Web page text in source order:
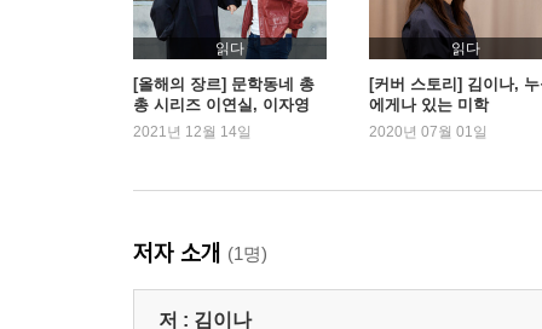
거장의 삶은 노래가 된다?조용필, 이선희, 임재범
진심을 담아서
오랫동안 팬으로 남고 싶은 내 가수가 있습니까
천하무적 그녀들
지옥에 갇힌 소년에게 보내는 ‘가수 윤상’의 노래
하나의 이별, 여러 종류의 후폭풍
읽다
[올해의 장르] 문학동네 총
총 시리즈 이연실, 이자영
편집자
2021년 12월 14일
읽다
[커버 스토리] 김이나,
에게나 있는 미학
2020년 07월 01일
저자 소개 (1명)
저 : 김이나